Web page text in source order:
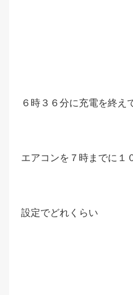
６時３６分に充電を終え
エアコンを７時までに１
設定でどれくらい